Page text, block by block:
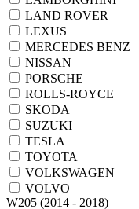
LAND ROVER
LEXUS
MERCEDES BENZ
NISSAN
PORSCHE
ROLLS-ROYCE
SKODA
SUZUKI
TESLA
TOYOTA
VOLKSWAGEN
VOLVO